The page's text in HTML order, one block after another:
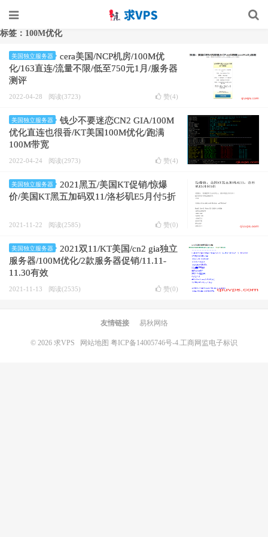
标签：100M优化
美国独立服务器
cera美国/NCP机房/100M优
化/163直连/流量不限/低至750元1月/服务器
测评
2022-04-28 阅读(3723) 赞(4)
美国独立服务器
钱少不要迷恋CN2 GIA/100M
优化直连也很香/KT美国100M优化/跑满
100M带宽
2022-04-24 阅读(2973) 赞(4)
美国独立服务器
2021黑五/美国KT促销/惊爆
价/美国KT黑五加码双11/洛杉矶E5月付5折
2021-11-22 阅读(2585) 赞(0)
美国独立服务器
2021双11/KT美国/cn2 gia独立
服务器/100M优化/2款服务器促销 /11.11-
11.30有效
2021-11-13 阅读(2535) 赞(0)
友情链接 易秋网络
© 2026 求VPS 网站地图 粤ICP备14005746号-4.工商网监电子标识